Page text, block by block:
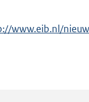
www.eib.nl/